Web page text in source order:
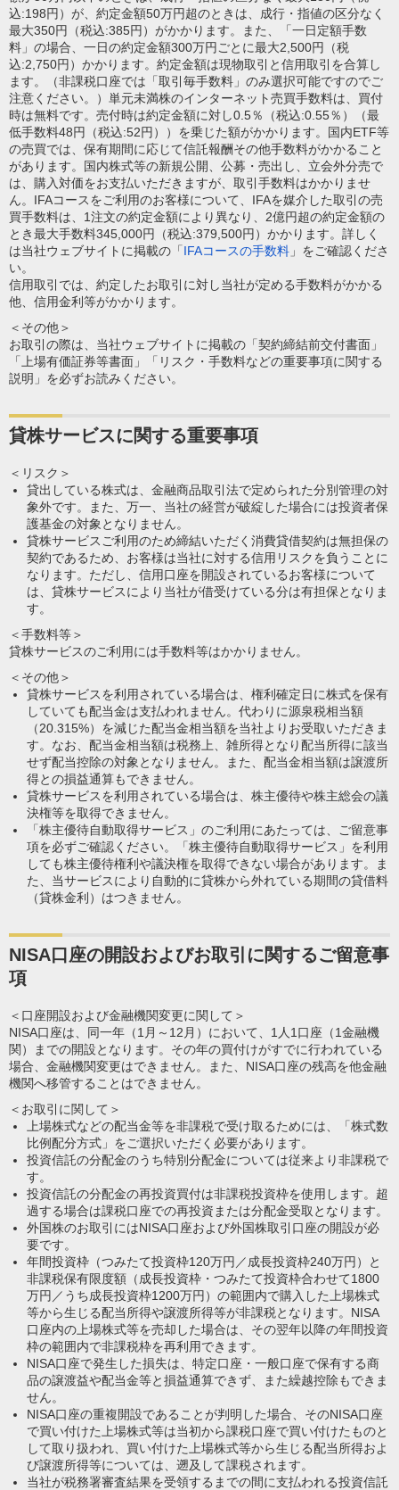
込:198円）が、約定金額50万円超のときは、成行・指値の区分なく
最大350円（税込:385円）がかかります。また、「一日定額手数
料」の場合、一日の約定金額300万円ごとに最大2,500円（税
込:2,750円）かかります。約定金額は現物取引と信用取引を合算し
ます。（非課税口座では「取引毎手数料」のみ選択可能ですのでご
注意ください。）単元未満株のインターネット売買手数料は、買付
時は無料です。売付時は約定金額に対し0.5％（税込:0.55％）（最
低手数料48円（税込:52円））を乗じた額がかかります。国内ETF等
の売買では、保有期間に応じて信託報酬その他手数料がかかること
があります。国内株式等の新規公開、公募・売出し、立会外分売で
は、購入対価をお支払いただきますが、取引手数料はかかりませ
ん。IFAコースをご利用のお客様について、IFAを媒介した取引の売
買手数料は、1注文の約定金額により異なり、2億円超の約定金額の
とき最大手数料345,000円（税込:379,500円）かかります。詳しく
は当社ウェブサイトに掲載の「IFAコースの手数料 」をご確認くださ
い。
信用取引では、約定したお取引に対し当社が定める手数料がかかる
他、信用金利等がかかります。
＜その他＞
お取引の際は、当社ウェブサイトに掲載の「契約締結前交付書面」
「上場有価証券等書面」「リスク・手数料などの重要事項に関する
説明」を必ずお読みください。
貸株サービスに関する重要事項
＜リスク＞
貸出している株式は、金融商品取引法で定められた分別管理の対
象外です。また、万一、当社の経営が破綻した場合には投資者保
護基金の対象となりません。
貸株サービスご利用のため締結いただく消費貸借契約は無担保の
契約であるため、お客様は当社に対する信用リスクを負うことに
なります。ただし、信用口座を開設されているお客様について
は、貸株サービスにより当社が借受けている分は有担保となりま
す。
＜手数料等＞
貸株サービスのご利用には手数料等はかかりません。
＜その他＞
貸株サービスを利用されている場合は、権利確定日に株式を保有
していても配当金は支払われません。代わりに源泉税相当額
（20.315%）を減じた配当金相当額を当社よりお受取いただきま
す。なお、配当金相当額は税務上、雑所得となり配当所得に該当
せず配当控除の対象となりません。また、配当金相当額は譲渡所
得との損益通算もできません。
貸株サービスを利用されている場合は、株主優待や株主総会の議
決権等を取得できません。
「株主優待自動取得サービス」のご利用にあたっては、ご留意事
項を必ずご確認ください。「株主優待自動取得サービス」を利用
しても株主優待権利や議決権を取得できない場合があります。ま
た、当サービスにより自動的に貸株から外れている期間の貸借料
（貸株金利）はつきません。
NISA口座の開設およびお取引に関するご留意事
項
＜口座開設および金融機関変更に関して＞
NISA口座は、同一年（1月～12月）において、1人1口座（1金融機
関）までの開設となります。その年の買付けがすでに行われている
場合、金融機関変更はできません。また、NISA口座の残高を他金融
機関へ移管することはできません。
＜お取引に関して＞
上場株式などの配当金等を非課税で受け取るためには、「株式数
比例配分方式」をご選択いただく必要があります。
投資信託の分配金のうち特別分配金については従来より非課税で
す。
投資信託の分配金の再投資買付は非課税投資枠を使用します。超
過する場合は課税口座での再投資または分配金受取となります。
外国株のお取引にはNISA口座および外国株取引口座の開設が必
要です。
年間投資枠（つみたて投資枠120万円／成長投資枠240万円）と
非課税保有限度額（成長投資枠・つみたて投資枠合わせて1800
万円／うち成長投資枠1200万円）の範囲内で購入した上場株式
等から生じる配当所得や譲渡所得等が非課税となります。NISA
口座内の上場株式等を売却した場合は、その翌年以降の年間投資
枠の範囲内で非課税枠を再利用できます。
NISA口座で発生した損失は、特定口座・一般口座で保有する商
品の譲渡益や配当金等と損益通算できず、また繰越控除もできま
せん。
NISA口座の重複開設であることが判明した場合、そのNISA口座
で買い付けた上場株式等は当初から課税口座で買い付けたものと
して取り扱われ、買い付けた上場株式等から生じる配当所得およ
び譲渡所得等については、遡及して課税されます。
当社が税務署審査結果を受領するまでの間に支払われる投資信託